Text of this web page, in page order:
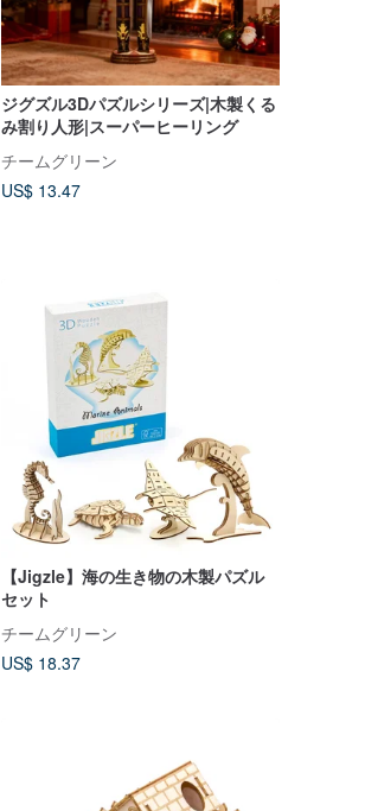
ジグズル3Dパズルシリーズ|木製くる
み割り人形|スーパーヒーリング
チームグリーン
US$ 13.47
【Jigzle】海の生き物の木製パズル
セット
チームグリーン
US$ 18.37